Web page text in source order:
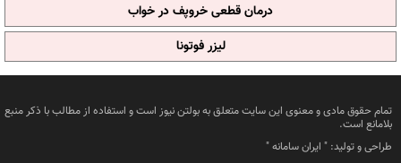
درمان قطعی خروپف در خواب
لیزر فوتونا
تمام حقوق مادی و معنوی این سایت متعلق به بولتن نیوز است و استفاده از مطالب با ذکر منبع
بلامانع است.
طراحی و تولید: " ایران سامانه"